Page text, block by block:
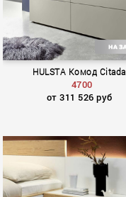
HULSTA Комод Citada
4700
от 311 526 руб